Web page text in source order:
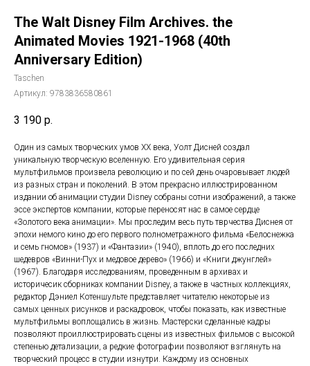
The Walt Disney Film Archives. the
Animated Movies 1921-1968 (40th
Anniversary Edition)
Taschen
Артикул: 9783836580861
3 190 р.
Один из самых творческих умов XX века, Уолт Дисней создал
уникальную творческую вселенную. Его удивительная серия
мультфильмов произвела революцию и по сей день очаровывает людей
из разных стран и поколений. В этом прекрасно иллюстрированном
издании об анимации студии Disney собраны сотни изображений, а также
эссе экспертов компании, которые переносят нас в самое сердце
«Золотого века анимации». Мы проследим весь путь тврчества Диснея от
эпохи немого кино до его первого полнометражного фильма «Белоснежка
и семь гномов» (1937) и «Фантазии» (1940), вплоть до его последних
шедевров «Винни-Пух и медовое дерево» (1966) и «Книги джунглей»
(1967). Благодаря исследованиям, проведенным в архивах и
историчесик сборниках компании Disney, а также в частных коллекциях,
редактор Дэниел Котеншульте представляет читателю некоторые из
самых ценных рисунков и раскадровок, чтобы показать, как известные
мультфильмы воплощались в жизнь. Мастерски сделанные кадры
позволяют проиллюстрировать сцены из известных фильмов с высокой
степенью детализации, а редкие фотографии позволяют взглянуть на
творческий процесс в студии изнутри. Каждому из основных